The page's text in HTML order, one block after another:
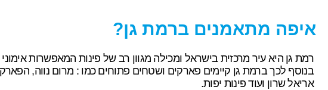
איפה מתאמנים ברמת גן?
רמת גן היא עיר מרכזית בישראל ומכילה מגוון רב של פינות המאפשרות
בנוסף לכך ברמת גן קיימים פארקים ושטחים פתוחים כמו : מרום נווה,
אריאל שרון ועוד פינות יפות.